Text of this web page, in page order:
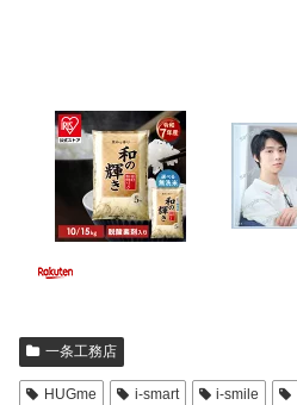
一条工務店
HUGme i-smart i-smile